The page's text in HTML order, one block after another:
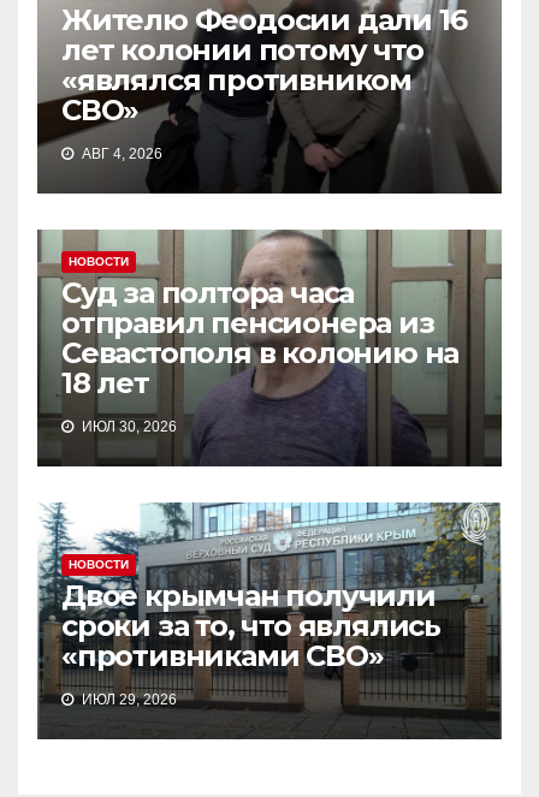
Жителю Феодосии дали 16
лет колонии потому что
«являлся противником
СВО»
АВГ 4, 2026
НОВОСТИ
Суд за полтора часа
отправил пенсионера из
Севастополя в колонию на
18 лет
ИЮЛ 30, 2026
НОВОСТИ
Двое крымчан получили
сроки за то, что являлись
«противниками СВО»
ИЮЛ 29, 2026